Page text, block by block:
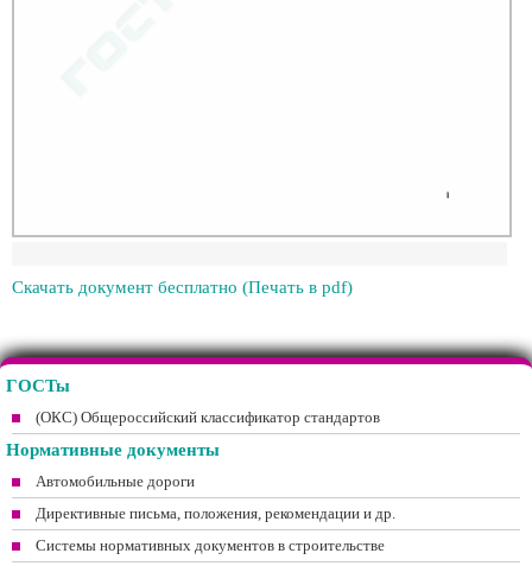
Скачать документ бесплатно (Печать в pdf)
ГОСТы
(ОКС) Общероссийский классификатор стандартов
Нормативные документы
Автомобильные дороги
Директивные письма, положения, рекомендации и др.
Системы нормативных документов в строительстве